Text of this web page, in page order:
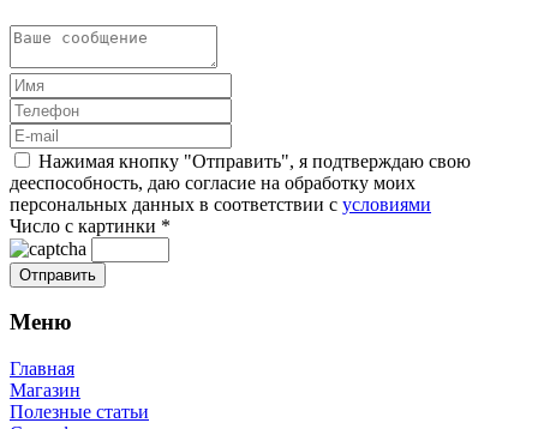
Нажимая кнопку "Отправить", я подтверждаю свою
дееспособность, даю согласие на обработку моих
персональных данных в соответствии с условиями
Число с картинки *
Меню
Главная
Магазин
Полезные статьи